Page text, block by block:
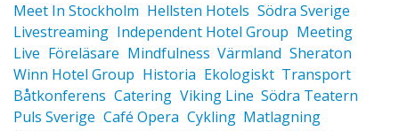
Meet In Stockholm Hellsten Hotels Södra Sverige
Livestreaming Independent Hotel Group Meeting
Live Föreläsare Mindfulness Värmland Sheraton
Winn Hotel Group Historia Ekologiskt Transport
Båtkonferens Catering Viking Line Södra Teatern
Puls Sverige Café Opera Cykling Matlagning